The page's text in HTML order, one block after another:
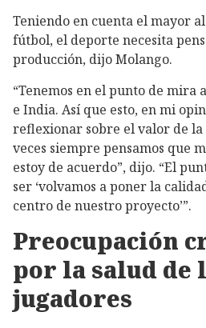
Teniendo en cuenta el mayor
fútbol, el deporte necesita
producción, dijo Molango.
“Tenemos en el punto de mira
e India. Así que esto, en mi
reflexionar sobre el valor de la
veces siempre pensamos que
estoy de acuerdo”, dijo. “El
ser ‘volvamos a poner la
centro de nuestro proyecto’”.
Preocupación
por la salud de
jugadores